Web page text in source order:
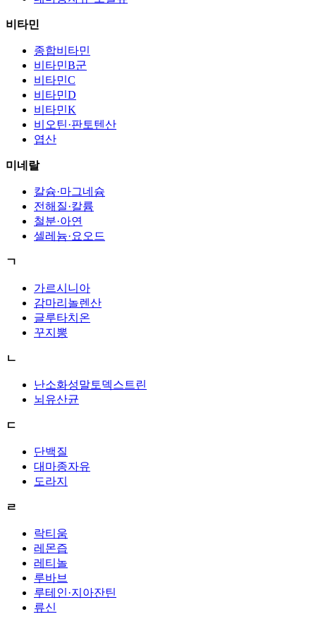
비타민
종합비타민
비타민B군
비타민C
비타민D
비타민K
비오틴·판토텐산
엽산
미네랄
칼슘·마그네슘
전해질·칼륨
철분·아연
셀레늄·요오드
ㄱ
가르시니아
감마리놀렌산
글루타치온
꾸지뽕
ㄴ
난소화성말토덱스트린
뇌유산균
ㄷ
단백질
대마종자유
도라지
ㄹ
락티움
레몬즙
레티놀
루바브
루테인·지아잔틴
류신